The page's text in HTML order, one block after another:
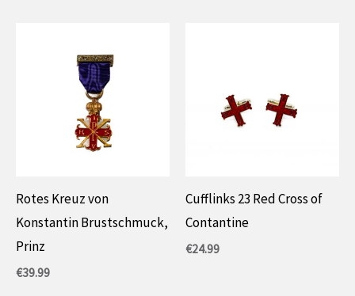
Rotes Kreuz von
Konstantin Brustschmuck,
Prinz
€39.99
Cufflinks 23 Red Cross of
Contantine
€24.99